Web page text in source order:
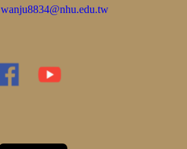
wanju8834@nhu.edu.tw